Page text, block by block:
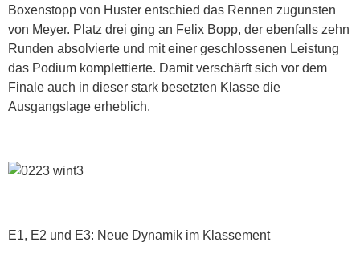
Boxenstopp von Huster entschied das Rennen zugunsten
von Meyer. Platz drei ging an Felix Bopp, der ebenfalls zehn
Runden absolvierte und mit einer geschlossenen Leistung
das Podium komplettierte. Damit verschärft sich vor dem
Finale auch in dieser stark besetzten Klasse die
Ausgangslage erheblich.
E1, E2 und E3: Neue Dynamik im Klassement